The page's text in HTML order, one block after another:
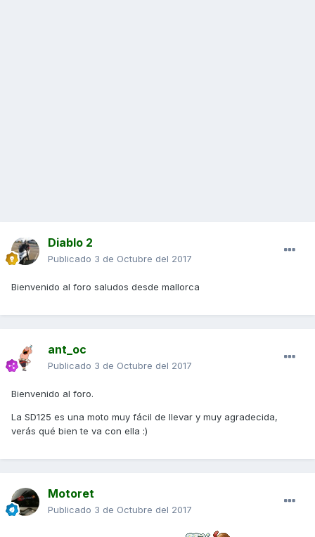
Diablo 2
Publicado 3 de Octubre del 2017
Bienvenido al foro saludos desde mallorca
ant_oc
Publicado 3 de Octubre del 2017
Bienvenido al foro.
La SD125 es una moto muy fácil de llevar y muy agradecida,
verás qué bien te va con ella :)
Motoret
Publicado 3 de Octubre del 2017